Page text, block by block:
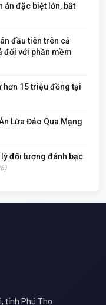
án đặc biệt lớn, bắt
đầu tiên trên cả
đối với phần mềm
hơn 15 triệu đồng tại
Lừa Đảo Qua Mạng
lý đối tượng đánh bạc
tỉnh Phú Thọ